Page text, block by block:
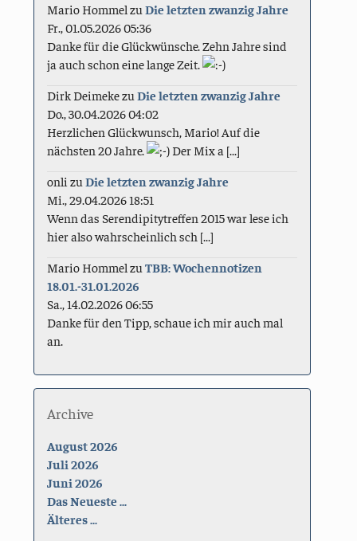
Mario Hommel zuDie letzten zwanzig Jahre
Fr., 01.05.2026 05:36
Danke für die Glückwünsche. Zehn Jahre sind
ja auch schon eine lange Zeit.
Dirk DeimekezuDie letzten zwanzig Jahre
Do., 30.04.2026 04:02
Herzlichen Glückwunsch, Mario! Auf die
nächsten 20 Jahre.
Der Mix a [...]
onli zuDie letzten zwanzig Jahre
Mi., 29.04.2026 18:51
Wenn das Serendipitytreffen 2015 war lese ich
hier also wahrscheinlich sch [...]
Mario Hommel zuTBB: Wochennotizen
18.01.-31.01.2026
Sa., 14.02.2026 06:55
Danke für den Tipp, schaue ich mir auch mal
an.
Archive
August 2026
Juli 2026
Juni 2026
Das Neueste ...
Älteres ...